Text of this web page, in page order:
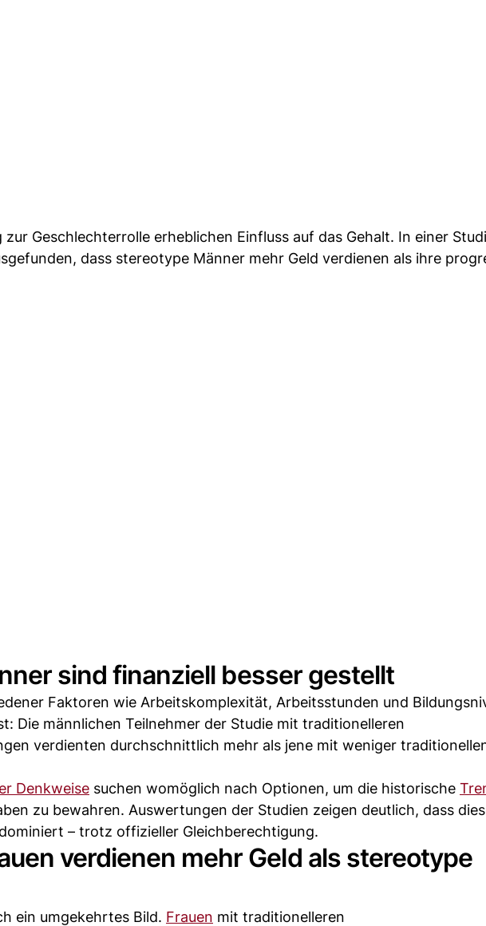
Geschlechterrolle erheblichen Einfluss auf das Gehalt. In einer
dass stereotype Männer mehr Geld verdienen als ihre
sind finanziell besser gestellt
Faktoren wie Arbeitskomplexität, Arbeitsstunden und
Die männlichen Teilnehmer der Studie mit traditionelleren
verdienten durchschnittlich mehr als jene mit weniger
Denkweise suchen womöglich nach Optionen, um die historische
zu bewahren. Auswertungen der Studien zeigen deutlich, dass
– trotz offizieller Gleichberechtigung.
verdienen mehr Geld als stereotype
ein umgekehrtes Bild. Frauen mit traditionelleren